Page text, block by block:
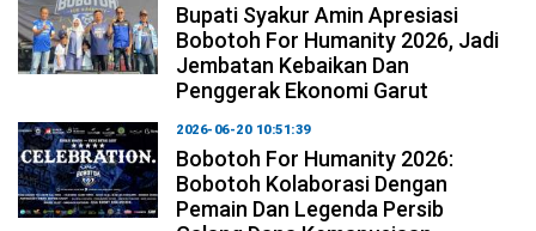
Bupati Syakur Amin Apresiasi
Bobotoh For Humanity 2026, Jadi
Jembatan Kebaikan Dan
Penggerak Ekonomi Garut
2026-06-20 10:51:39
Bobotoh For Humanity 2026:
Bobotoh Kolaborasi Dengan
Pemain Dan Legenda Persib